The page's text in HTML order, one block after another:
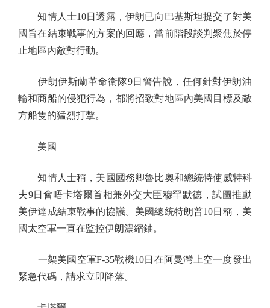
知情人士10日透露，伊朗已向巴基斯坦提交了對美
國旨在結束戰事的方案的回應，當前階段談判聚焦於停
止地區內敵對行動。
伊朗伊斯蘭革命衛隊9日警告說，任何針對伊朗油
輪和商船的侵犯行為，都將招致對地區內美國目標及敵
方船隻的猛烈打擊。
美國
知情人士稱，美國國務卿魯比奧和總統特使威特科
夫9日會晤卡塔爾首相兼外交大臣穆罕默德，試圖推動
美伊達成結束戰事的協議。美國總統特朗普10日稱，美
國太空軍一直在監控伊朗濃縮鈾。
一架美國空軍F-35戰機10日在阿曼灣上空一度發出
緊急代碼，請求立即降落。